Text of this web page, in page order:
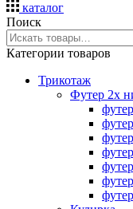
каталог
Поиск
Категории товаров
Трикотаж
Футер 2х